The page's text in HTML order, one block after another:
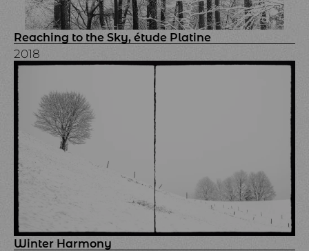
Reaching to the Sky, étude Platine
2018
Winter Harmony